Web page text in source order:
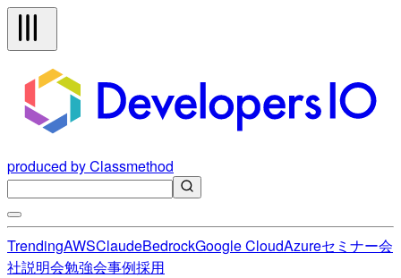
produced by Classmethod
TrendingAWSClaudeBedrockGoogle CloudAzureセミナー会
社説明会勉強会事例採用